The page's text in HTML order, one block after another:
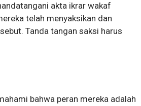
akta ikrar wakaf
telah menyaksikan dan
Tanda tangan saksi harus
bahwa peran mereka adalah